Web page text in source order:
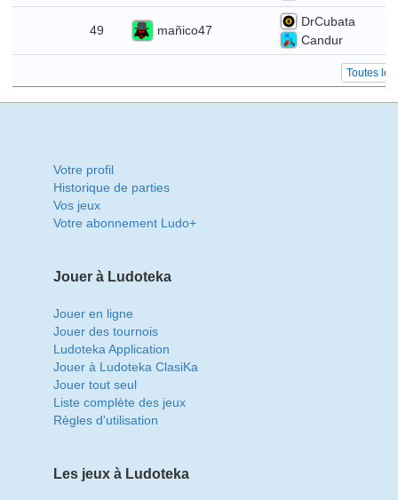
49 mañico47
DrCubata
Candur
Toutes
Votre profil
Historique de parties
Vos jeux
Votre abonnement Ludo+
Jouer à Ludoteka
Jouer en ligne
Jouer des tournois
Ludoteka Application
Jouer à Ludoteka ClasiKa
Jouer tout seul
Liste complète des jeux
Règles d'utilisation
Les jeux à Ludoteka